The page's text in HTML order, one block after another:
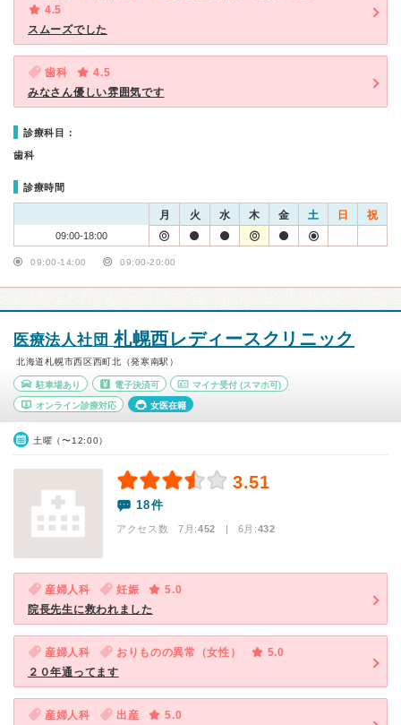
4.5
スムーズでした
歯科
4.5
みなさん優しい雰囲気です
診療科目：
歯科
診療時間
月 火 水 木 金 土 日 祝
09:00-18:00
09:00-14:00 09:00-20:00
医療法人社団 札幌西レディースクリニック
北海道札幌市西区西町北（発寒南駅）
駐車場あり 電子決済可 マイナ受付 (スマホ可)
オンライン診療対応 女医在籍
土曜（〜12:00）
3.51
18件
アクセス数 7月:452 | 6月:432
産婦人科 妊娠
5.0
院長先生に救われました
産婦人科 おりものの異常（女性）
5.0
２０年通ってます
産婦人科 出産
5.0